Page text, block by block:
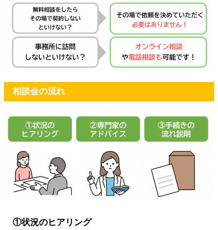
相談会の流れ
①状況のヒアリング